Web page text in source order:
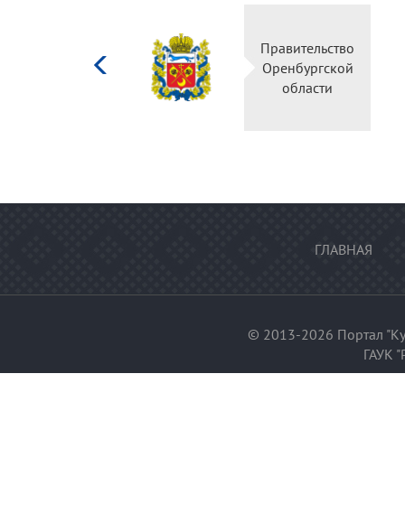
Правительство
Оренбургской
области
ГЛАВНАЯ
© 2013-2026 Портал
ГАУК